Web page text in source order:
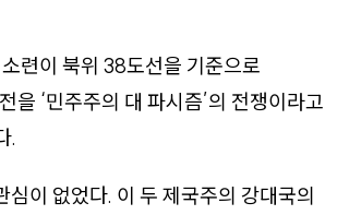
련이 북위 38도선을 기준으로
‘민주주의 대 파시즘’의 전쟁이라고
.
이 없었다. 이 두 제국주의 강대국의